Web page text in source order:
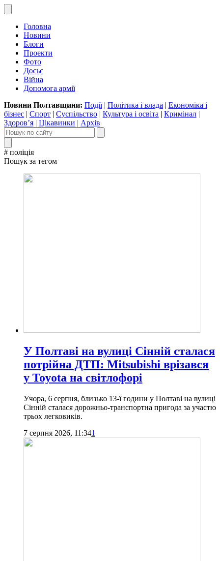
Головна
Новини
Блоги
Проекти
Фото
Досьє
Війна
Допомога армії
Новини Полтавщини: Події| Політика і влада | Економіка і
бізнес | Спорт | Суспільство | Культура і освіта | Кримінал |
Здоров’я | Цікавинки | Архів
# поліція
Пошук за тегом
У Полтаві на вулиці Сінній сталася
потрійна ДТП: Mitsubishi врізався
у Toyota на світлофорі
Учора, 6 серпня, близько 13-ї години у Полтаві на вулиці
Сінній сталася дорожньо-транспортна пригода за участю
трьох легковиків.
7 серпня 2026, 11:341